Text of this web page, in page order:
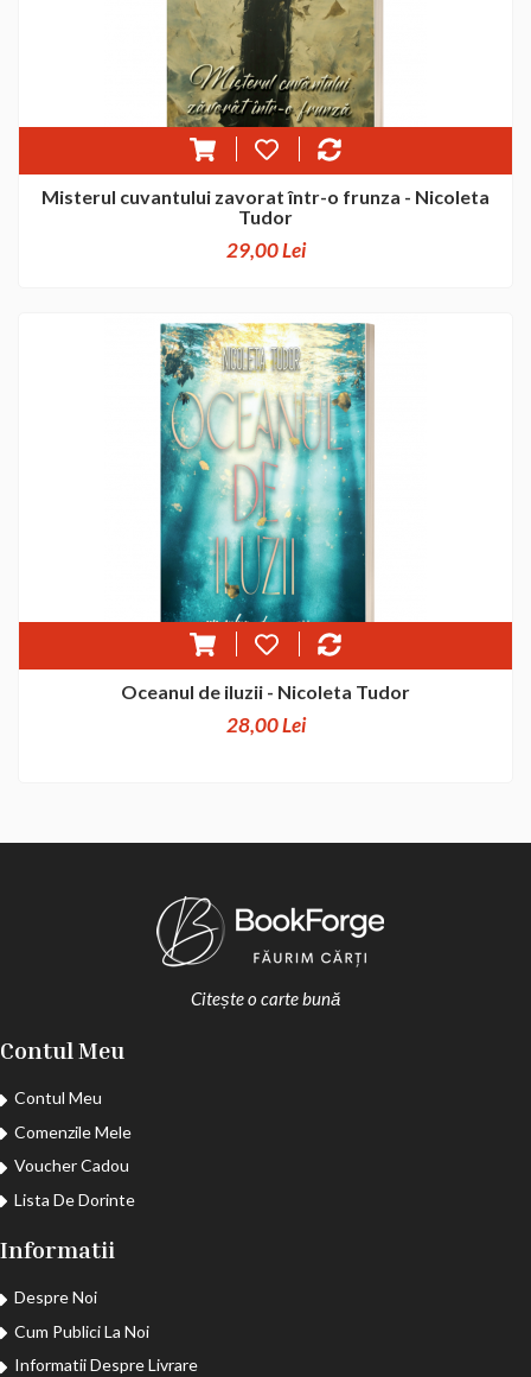
Misterul cuvantului zavorat într-o frunza - Nicoleta
Tudor
29,00 Lei
Oceanul de iluzii - Nicoleta Tudor
28,00 Lei
Citește o carte bună
Contul Meu
Contul Meu
Comenzile Mele
Voucher Cadou
Lista De Dorinte
Informatii
Despre Noi
Cum Publici La Noi
Informatii Despre Livrare